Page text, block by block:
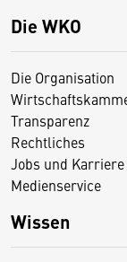
Die WKO
Die Organisation
Transparenz
Rechtliches
Jobs und Karriere
Medienservice
Wissen